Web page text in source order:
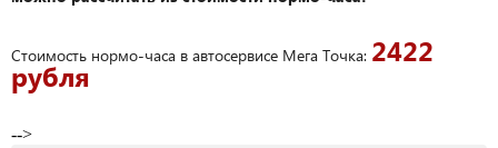
Стоимость нормо-часа в автосервисе Мега Точка: 2422
рубля
-->